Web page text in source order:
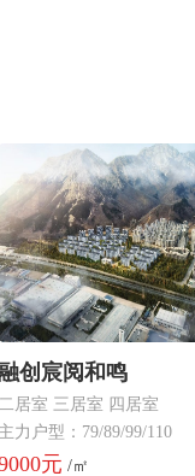
创宸阅和鸣
居室 三居室 四居室
主力户型：79/89/99/110
元 /㎡